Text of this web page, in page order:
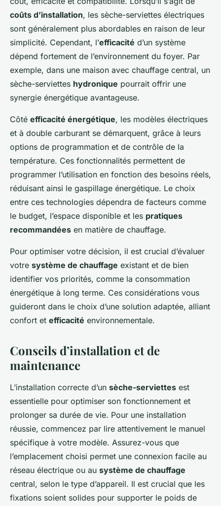
coûts d’installation, les sèche-serviettes électriques
sont généralement plus abordables en raison de leur
simplicité. Cependant, l’efficacité d’un système
dépend fortement de l’environnement du foyer. Par
exemple, dans une maison avec chauffage central, un
sèche-serviettes hydronique pourrait offrir une
synergie énergétique avantageuse.
Côté efficacité énergétique, les modèles électriques
et à double carburant se démarquent, grâce à leurs
options de programmation et de contrôle de la
température. Ces fonctionnalités permettent de
programmer l’utilisation en fonction des besoins réels,
réduisant ainsi le gaspillage énergétique. Le choix
entre ces technologies dépendra de facteurs comme
le budget, l’espace disponible et les pratiques
recommandées en matière de chauffage.
Pour optimiser votre décision, il est crucial d’évaluer
votre système de chauffage existant et de bien
identifier vos priorités, comme la consommation
énergétique à long terme. Ces considérations vous
guideront dans le choix d’une solution adaptée, alliant
confort et efficacité environnementale.
Conseils d’installation et de
maintenance
L’installation correcte d’un sèche-serviettes est
essentielle pour optimiser son fonctionnement et
prolonger sa durée de vie. Pour une installation
réussie, commencez par lire attentivement le manuel
spécifique à votre modèle. Assurez-vous que
l’emplacement choisi permet une connexion facile au
réseau électrique ou au système de chauffage
central, selon le type d’appareil. Il est crucial que les
fixations soient solides pour supporter le poids de